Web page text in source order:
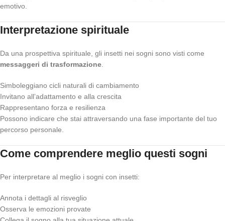
emotivo.
Interpretazione spirituale
Da una prospettiva spirituale, gli insetti nei sogni sono visti come
messaggeri di trasformazione.
Simboleggiano cicli naturali di cambiamento
Invitano all’adattamento e alla crescita
Rappresentano forza e resilienza
Possono indicare che stai attraversando una fase importante del tuo
percorso personale.
Come comprendere meglio questi sogni
Per interpretare al meglio i sogni con insetti:
Annota i dettagli al risveglio
Osserva le emozioni provate